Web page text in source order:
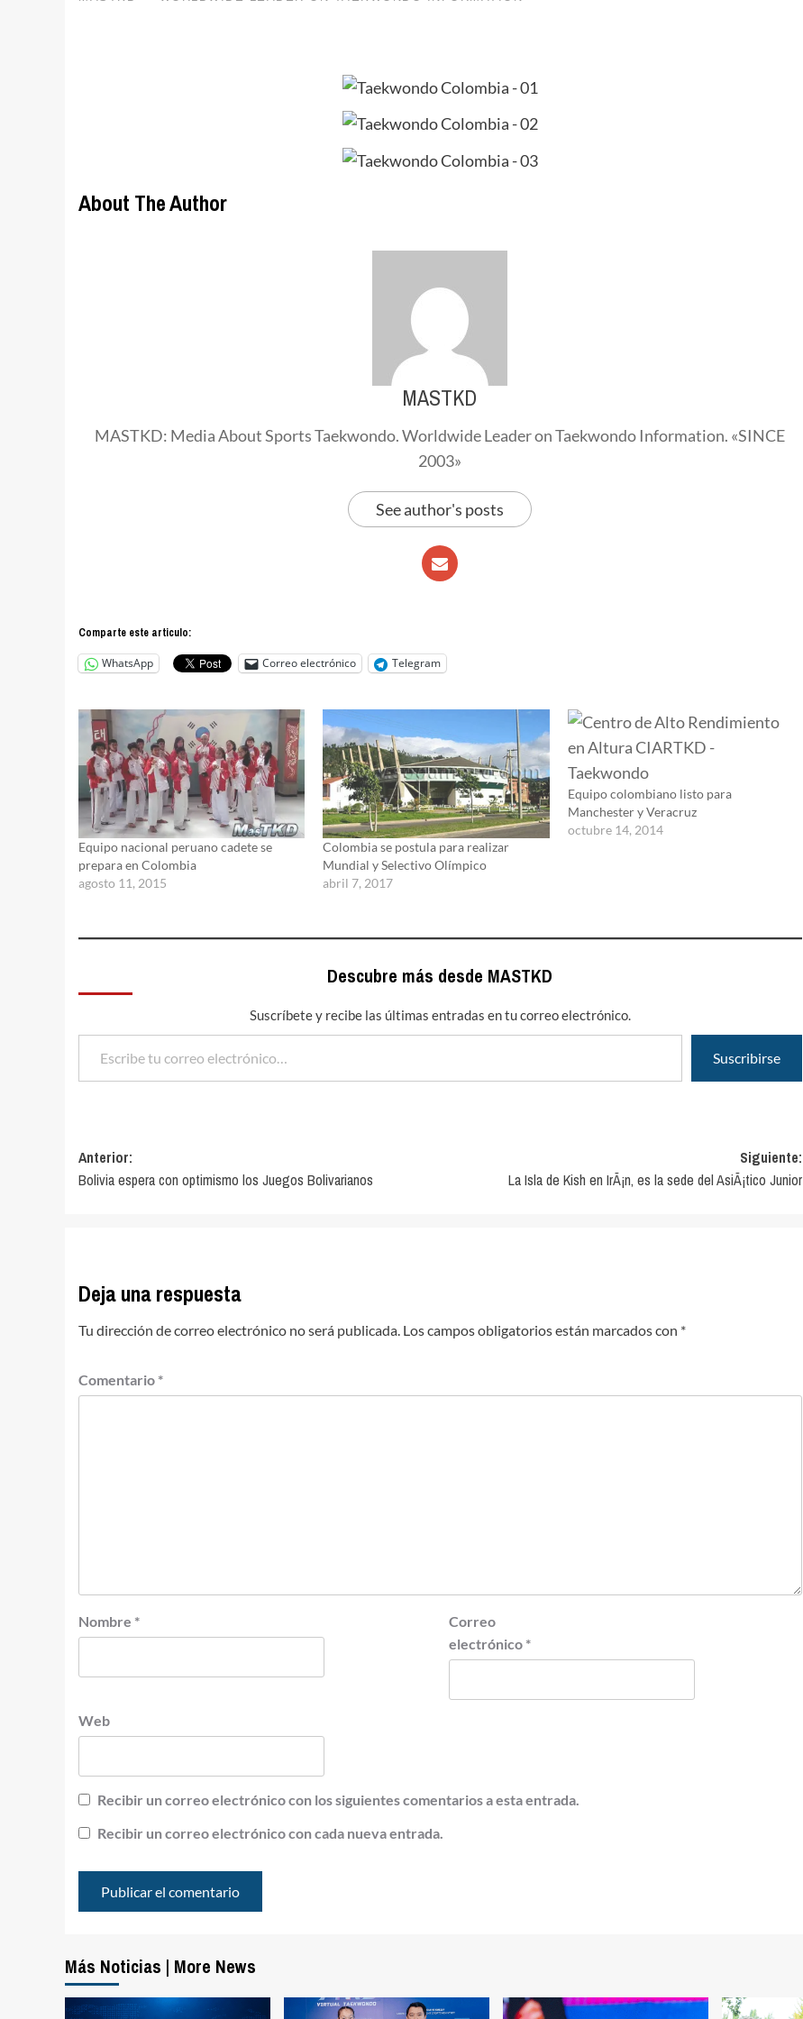
About The Author
MASTKD
MASTKD: Media About Sports Taekwondo. Worldwide Leader on Taekwondo Information. «SINCE
2003»
See author's posts
Comparte este articulo:
WhatsApp Correo electrónico Telegram
Equipo nacional peruano cadete se
prepara en Colombia
agosto 11, 2015
Colombia se postula para realizar
Mundial y Selectivo Olímpico
abril 7, 2017
Equipo colombiano listo para
Manchester y Veracruz
octubre 14, 2014
Descubre más desde MASTKD
Suscríbete y recibe las últimas entradas en tu correo electrónico.
Escribe tu correo electrónico…
Suscribirse
Navegación
de
Anterior:
Bolivia espera con optimismo los Juegos Bolivarianos
Siguiente:
La Isla de Kish en IrÃ¡n, es la sede del AsiÃ¡tico Junior
Deja una respuesta
Tu dirección de correo electrónico no será publicada. Los campos obligatorios están marcados con *
Comentario *
Nombre *
Correo
electrónico *
Web
Recibir un correo electrónico con los siguientes comentarios a esta entrada.
Recibir un correo electrónico con cada nueva entrada.
Más Noticias | More News